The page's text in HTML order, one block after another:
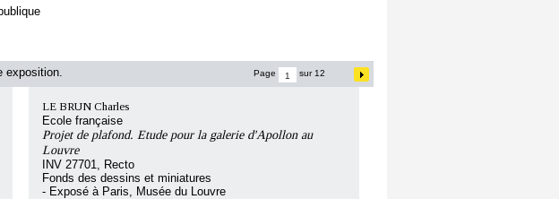
exposition. Page sur 12
LE BRUN Charles
Ecole française
Projet de plafond. Etude pour la galerie d'Apollon au
Louvre
INV 27701, Recto
Fonds des dessins et miniatures
- Exposé à Paris, Musée du Louvre